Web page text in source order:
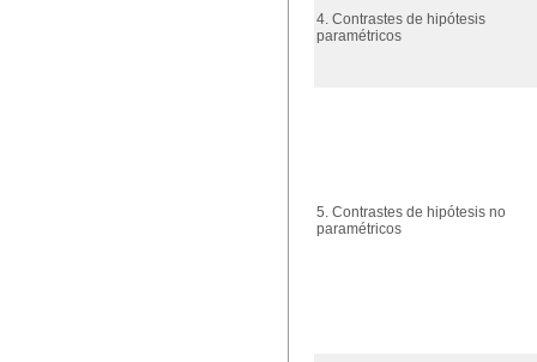
4. Contrastes de hipótesis
paramétricos
5. Contrastes de hipótesis no
paramétricos